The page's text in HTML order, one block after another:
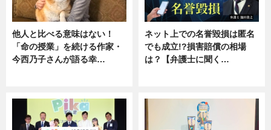
他人と比べる意味はない！
「命の授業」を続ける作家・
今西乃子さんが語る幸…
ネット上での名誉毀損は匿名
でも成立!?損害賠償の相場
は？【弁護士に聞く…